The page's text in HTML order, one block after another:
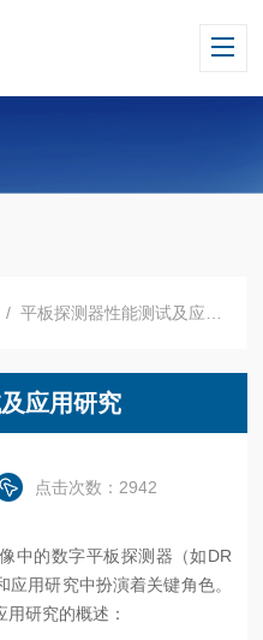
/ 平板探测器性能测试及应用研究
应用研究
点击次数：2942
中的数字平板探测器（如DR
用研究中扮演着关键角色。
用研究的概述：